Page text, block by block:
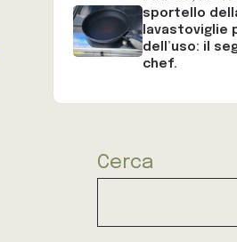
sportello
lavastoviglie
dell’uso: il
chef.
Cerca